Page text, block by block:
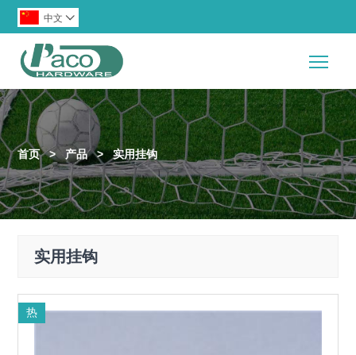
中文 
首页 > 产品 > 实用挂钩
实用挂钩
热